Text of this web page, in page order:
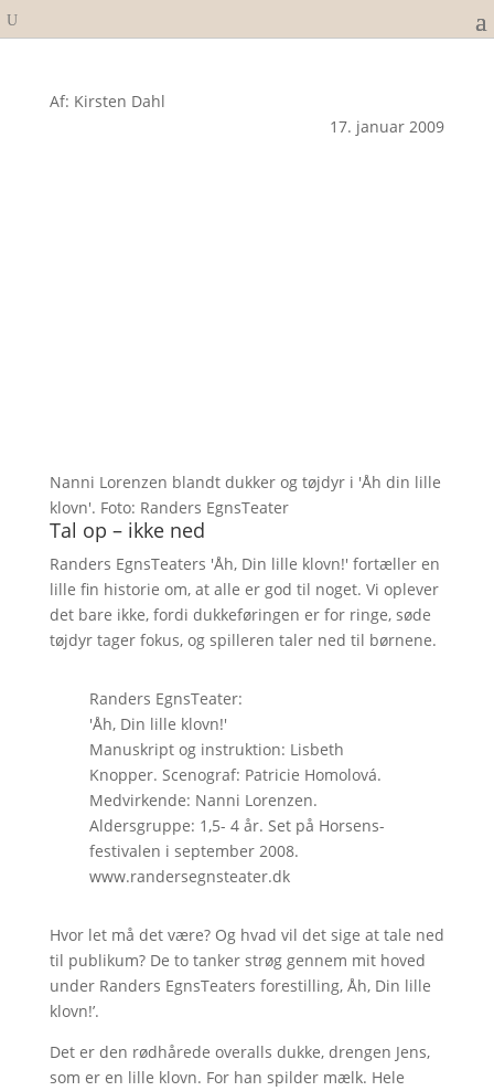
Af: Kirsten Dahl
17. januar 2009
Nanni Lorenzen blandt dukker og tøjdyr i 'Åh din lille
klovn'. Foto: Randers EgnsTeater
Tal op – ikke ned
Randers EgnsTeaters 'Åh, Din lille klovn!' fortæller en
lille fin historie om, at alle er god til noget. Vi oplever
det bare ikke, fordi dukkeføringen er for ringe, søde
tøjdyr tager fokus, og spilleren taler ned til børnene.
Randers EgnsTeater:
'Åh, Din lille klovn!'
Manuskript og instruktion: Lisbeth
Knopper. Scenograf: Patricie Homolová.
Medvirkende: Nanni Lorenzen.
Aldersgruppe: 1,5- 4 år. Set på Horsens-
festivalen i september 2008.
www.randersegnsteater.dk
Hvor let må det være? Og hvad vil det sige at tale ned
til publikum? De to tanker strøg gennem mit hoved
under Randers EgnsTeaters forestilling, Åh, Din lille
klovn!’.
Det er den rødhårede overalls dukke, drengen Jens,
som er en lille klovn. For han spilder mælk. Hele